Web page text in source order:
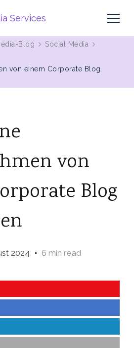
Media Services
Blog
Social Media
von einem Corporate Blog
von
Blog
2024 6 min read